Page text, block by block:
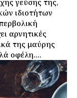
ιδιοτήτων
αρνητικές
της μαύρης
οφέλη....